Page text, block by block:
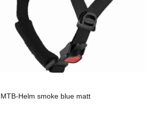
Helm smoke blue matt